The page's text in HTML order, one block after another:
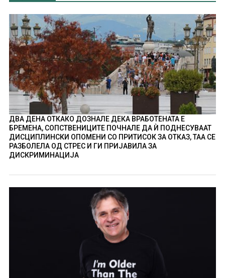
ДВА ДЕНА ОТКАКО ДОЗНАЛЕ ДЕКА ВРАБОТЕНАТА Е
БРЕМЕНА, СОПСТВЕНИЦИТЕ ПОЧНАЛЕ ДА Ѝ ПОДНЕСУВААТ
ДИСЦИПЛИНСКИ ОПОМЕНИ СО ПРИТИСОК ЗА ОТКАЗ, ТАА СЕ
РАЗБОЛЕЛА ОД СТРЕС И ГИ ПРИЈАВИЛА ЗА
ДИСКРИМИНАЦИЈА